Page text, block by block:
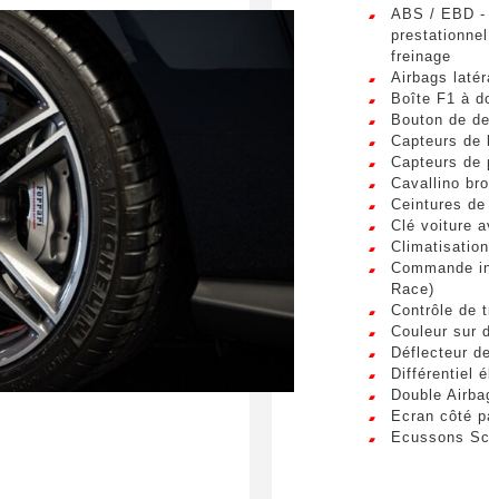
spéciale
ce formulaire, j'accepte que les informations
à des fins de relation commerciale.
dolor sit amet, consectetur adipiscing elit. Ut a elit sed
a vel nibh. Sed aliquam varius feugiat. Suspendisse finibus nec
Mauris et malesuada augue.
ABS / EBD -
freinage
Airbags
Boîte F1 à
Bouton de
Capteurs de
Capteurs de
Cavallino
Ceintures
Clé voiture
Commande
Race)
Contrôle de
Couleur sur
Déflecteur
Différentiel
Double
Ecran côté
Ecussons